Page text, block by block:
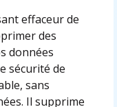
effaceur de
des
données
sécurité de
sans
Il supprime